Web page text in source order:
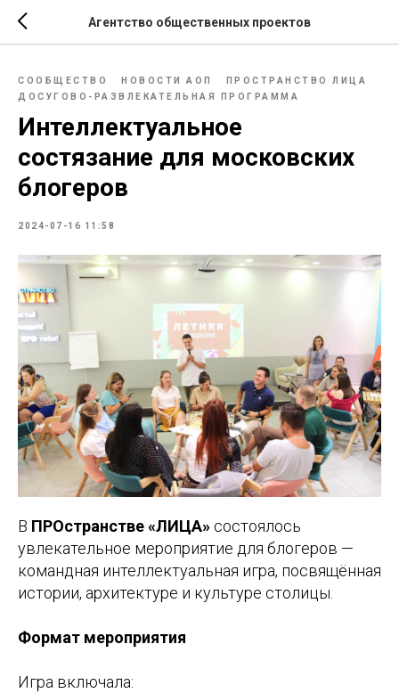
Агентство общественных проектов
СООБЩЕСТВО НОВОСТИ АОП
ПРОСТРАНСТВО ЛИЦА
ДОСУГОВО-РАЗВЛЕКАТЕЛЬНАЯ ПРОГРАММА
Интеллектуальное
состязание для московских
блогеров
2024-07-16 11:58
В ПРОстранстве «ЛИЦА» состоялось
увлекательное мероприятие для блогеров —
командная интеллектуальная игра, посвящённая
истории, архитектуре и культуре столицы.
Формат мероприятия
Игра включала: